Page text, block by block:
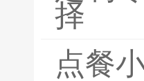
择
点餐